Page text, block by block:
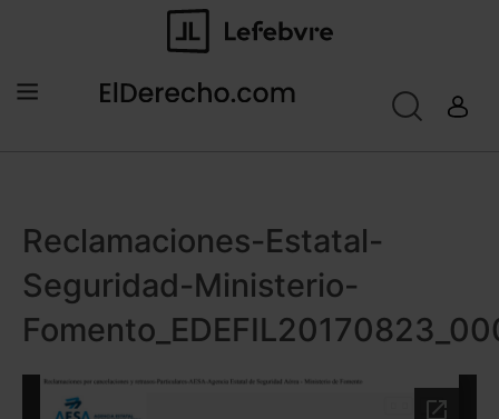
Reclamaciones-Estatal-
Seguridad-Ministerio-